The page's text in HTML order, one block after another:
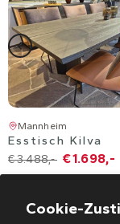
Cookie-
Mannheim
Esstisch Kilva
€ 3.488,- € 1.698,-